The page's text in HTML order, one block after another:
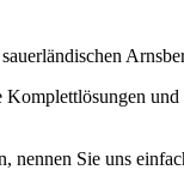
Sie uns